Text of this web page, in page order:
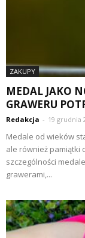
ZAKUPY
MEDAL JAKO
GRAWERU
Redakcja - 19 grudnia
Medale od wieków
ale również pamiątki
szczególności
grawerami,...